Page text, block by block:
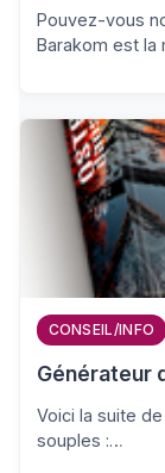
Pouvez-vous
Barakom est la
CONSEIL/INFO
Générateur
Voici la suite
souples :…